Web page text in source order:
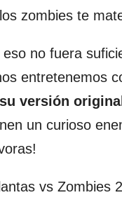
zombies te
no fuera
entretenemos
versión original
un curioso
vs Zombies